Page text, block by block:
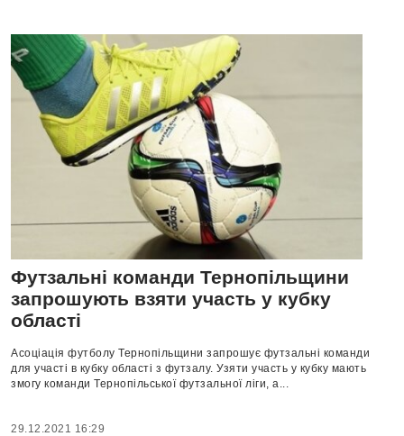
Футзальні команди Тернопільщини
запрошують взяти участь у кубку
області
Асоціація футболу Тернопільщини запрошує футзальні команди
для участі в кубку області з футзалу. Узяти участь у кубку мають
змогу команди Тернопільської футзальної ліги, а...
29.12.2021 16:29